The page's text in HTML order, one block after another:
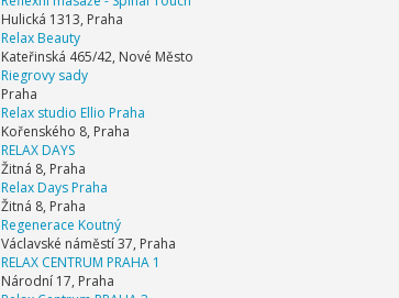
Hulická 1313, Praha
Relax Beauty
Kateřinská 465/42, Nové Město
Riegrovy sady
Praha
Relax studio Ellio Praha
Kořenského 8, Praha
RELAX DAYS
Žitná 8, Praha
Relax Days Praha
Žitná 8, Praha
Regenerace Koutný
Václavské náměstí 37, Praha
RELAX CENTRUM PRAHA 1
Národní 17, Praha